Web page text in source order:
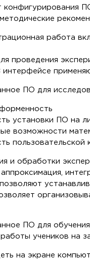
конфигурирования
работа
проведения
интерфейсе
ПО для
установки ПО на
возможности
пользовательской
и обработки
ПО для
учеников на
на экране